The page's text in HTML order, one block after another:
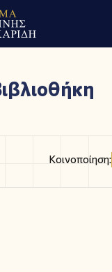
Κοινοποίηση: